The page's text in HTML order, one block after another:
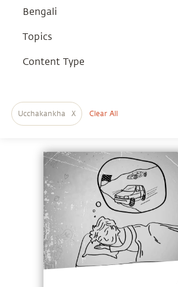
Bengali
Topics
Content Type
Ucchakankha X Clear All